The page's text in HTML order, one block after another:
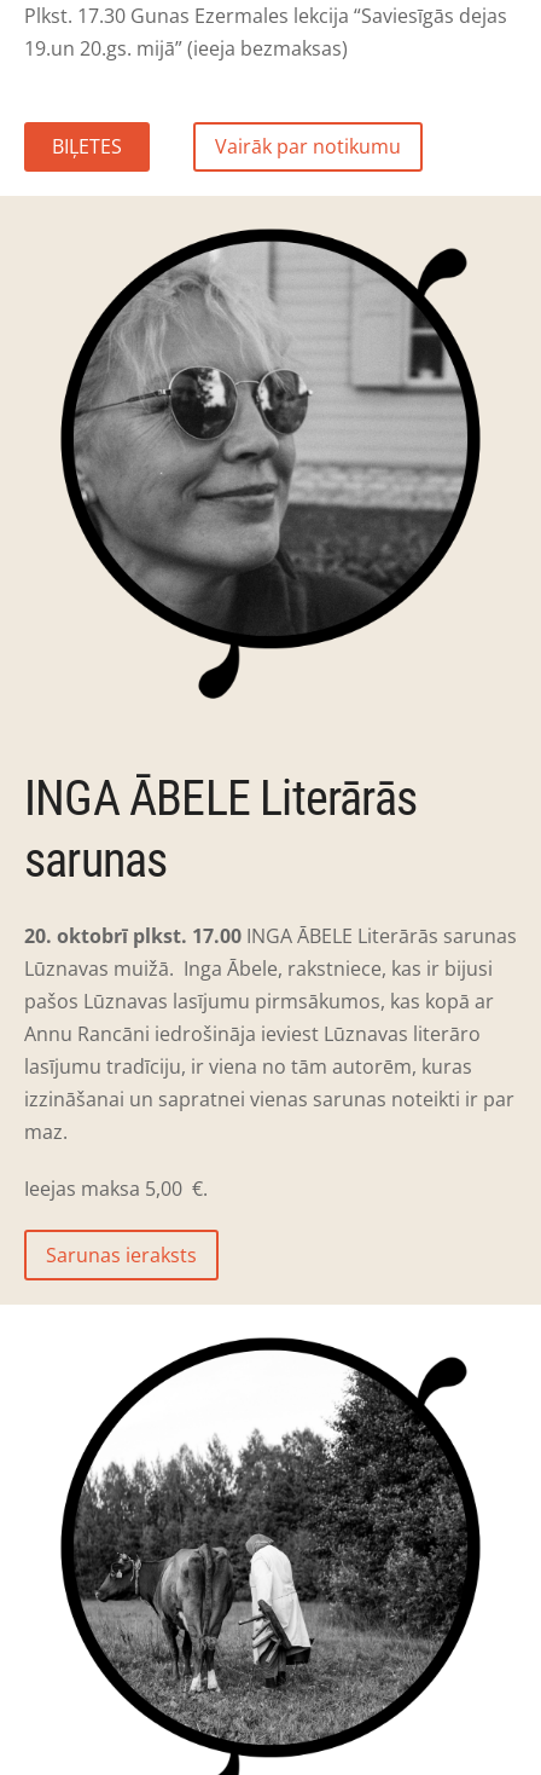
Plkst. 17.30 Gunas Ezermales lekcija “Saviesīgās dejas
19.un 20.gs. mijā” (ieeja bezmaksas)
BIĻETES Vairāk par notikumu
INGA ĀBELE Literārās
sarunas
20. oktobrī plkst. 17.00 INGA ĀBELE Literārās sarunas
Lūznavas muižā. Inga Ābele, rakstniece, kas ir bijusi
pašos Lūznavas lasījumu pirmsākumos, kas kopā ar
Annu Rancāni iedrošināja ieviest Lūznavas literāro
lasījumu tradīciju, ir viena no tām autorēm, kuras
izzināšanai un sapratnei vienas sarunas noteikti ir par
maz.
Ieejas maksa 5,00 €.
Sarunas ieraksts